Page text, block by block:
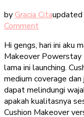
byGracia Citaupdated
Commenton
Powerstay
Demi-
Matte
Cover
Cushion
Review
Hi gengs, hari ini aku
Makeover Powerstay
lama ini launching.
medium coverage
dapat melindungi
apakah kualitasnya
Cushion Makeover